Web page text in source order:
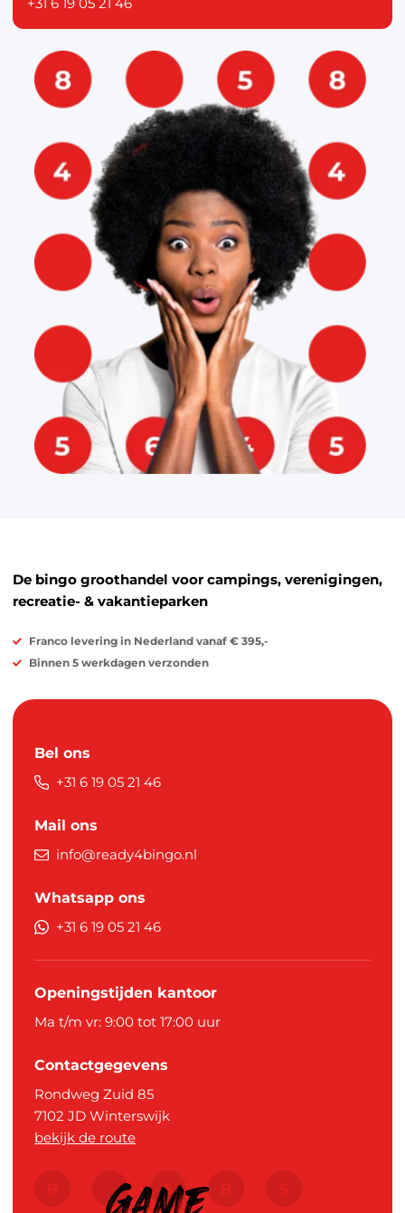
De bingo groothandel voor campings, verenigingen,
recreatie- & vakantieparken
Franco levering in Nederland vanaf € 395,-
Binnen 5 werkdagen verzonden
Bel ons
+31 6 19 05 21 46
Mail ons
info@ready4bingo.nl
Whatsapp ons
+31 6 19 05 21 46
Openingstijden kantoor
Ma t/m vr: 9:00 tot 17:00 uur
Contactgegevens
Rondweg Zuid 85
7102 JD Winterswijk
bekijk de route